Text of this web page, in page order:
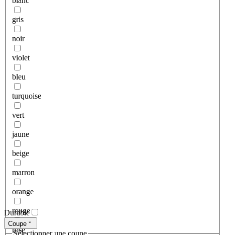
gris
noir
violet
bleu
turquoise
vert
jaune
beige
marron
orange
rouge
rose
Durable
Coupe
Sélectionner une coupe